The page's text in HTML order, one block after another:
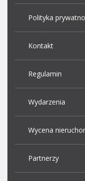
Polityka
Kontakt
Regulamin
Wydarzenia
Wycena
Partnerzy